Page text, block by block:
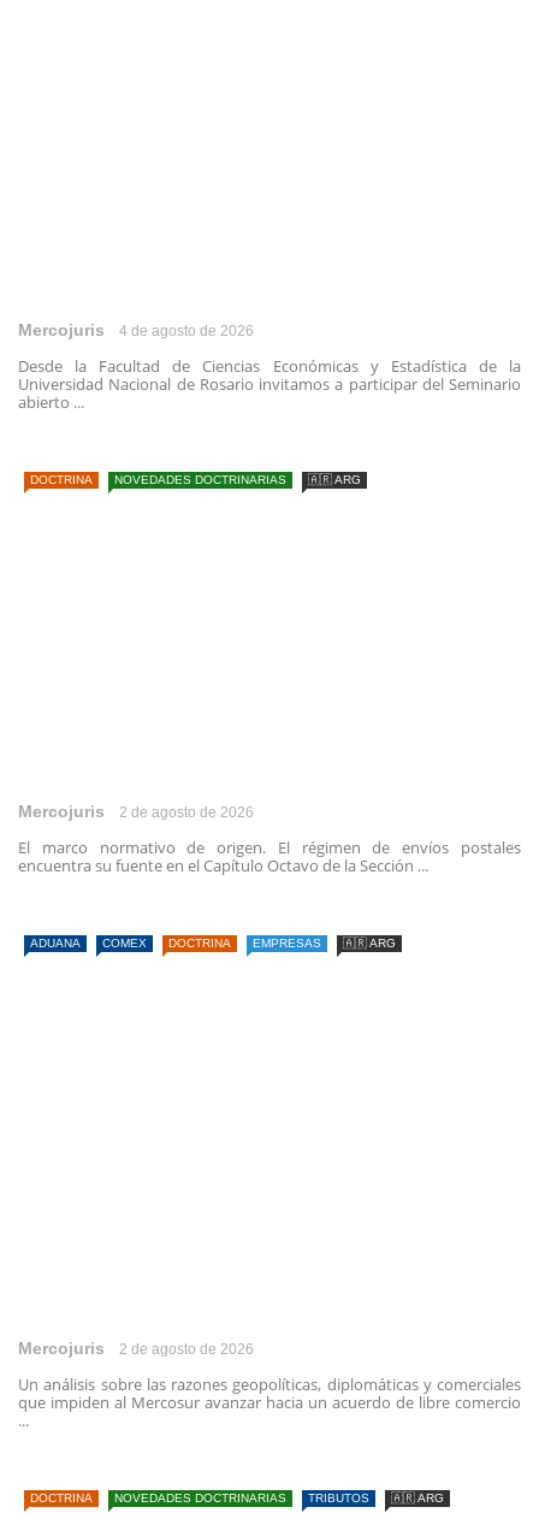
Mercojuris 4 de agosto de 2026
Desde la Facultad de Ciencias Económicas y Estadística de la
Universidad Nacional de Rosario invitamos a participar del Seminario
abierto ...
DOCTRINA NOVEDADES DOCTRINARIAS 🇦🇷 ARG
Mercojuris 2 de agosto de 2026
El marco normativo de origen. El régimen de envíos postales
encuentra su fuente en el Capítulo Octavo de la Sección ...
ADUANA COMEX DOCTRINA EMPRESAS 🇦🇷 ARG
Mercojuris 2 de agosto de 2026
Un análisis sobre las razones geopolíticas, diplomáticas y comerciales
que impiden al Mercosur avanzar hacia un acuerdo de libre comercio
...
DOCTRINA NOVEDADES DOCTRINARIAS TRIBUTOS 🇦🇷 ARG